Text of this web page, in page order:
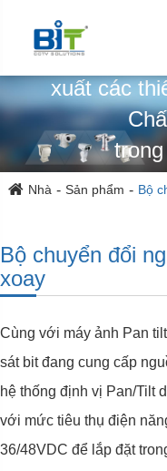
Chuyên
xuất các
Nhà Sản phẩm Bộ
Bộ chuyển đổi
xoay
Cùng với máy ảnh Pan
sát bit đang cung cấp
hệ thống định vị Pan/Tilt
với mức tiêu thụ điện
36/48VDC để lắp đặt